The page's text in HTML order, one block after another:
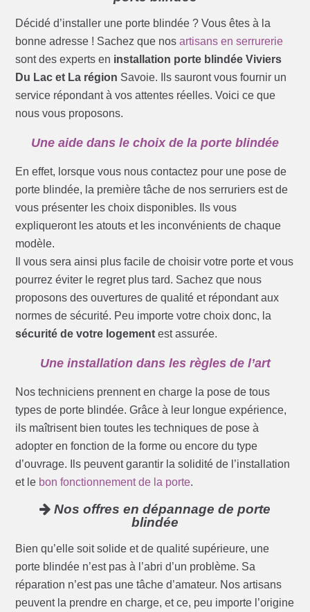
Décidé d’installer une porte blindée ? Vous êtes à la
bonne adresse ! Sachez que nosartisans en serrurerie
sont des experts en installation porte blindée Viviers
Du Lac et La région Savoie. Ils sauront vous fournir un
service répondant à vos attentes réelles. Voici ce que
nous vous proposons.
Une aide dans le choix de la porte blindée
En effet, lorsque vous nous contactez pour une pose de
porte blindée, la première tâche de nos serruriers est de
vous présenter les choix disponibles. Ils vous
expliqueront les atouts et les inconvénients de chaque
modèle.
Il vous sera ainsi plus facile de choisir votre porte et vous
pourrez éviter le regret plus tard. Sachez que nous
proposons des ouvertures de qualité et répondant aux
normes de sécurité. Peu importe votre choix donc, la
sécurité de votre logement est assurée.
Une installation dans les règles de l’art
Nos techniciens prennent en charge la pose de tous
types de porte blindée. Grâce à leur longue expérience,
ils maîtrisent bien toutes les techniques de pose à
adopter en fonction de la forme ou encore du type
d’ouvrage. Ils peuvent garantir la solidité de l’installation
et le bon fonctionnement de la porte.
Nos offres en dépannage de porte
blindée
Bien qu’elle soit solide et de qualité supérieure, une
porte blindée n’est pas à l’abri d’un problème. Sa
réparation n’est pas une tâche d’amateur. Nos artisans
peuvent la prendre en charge, et ce, peu importe l’origine